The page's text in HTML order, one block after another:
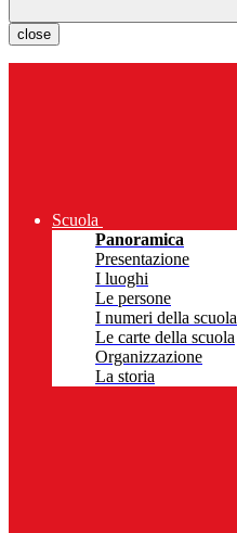
close
Scuola
Panoramica
Presentazione
I luoghi
Le persone
I numeri della scuola
Le carte della scuola
Organizzazione
La storia